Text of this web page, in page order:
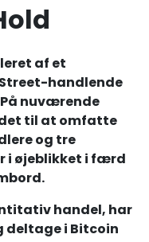
af et
handlende
nuværende
til at omfatte
og tre
i øjeblikket i færd
handel, har
deltage i Bitcoin